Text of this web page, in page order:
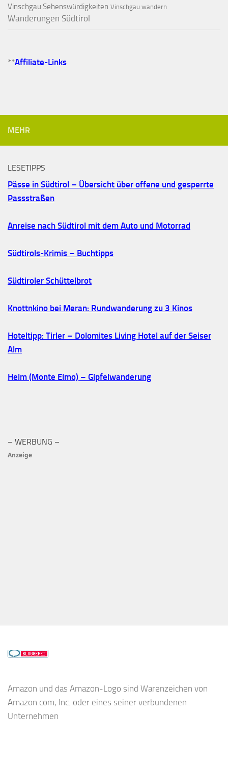
Vinschgau Sehenswürdigkeiten Vinschgau wandern
Wanderungen Südtirol
**Affiliate-Links
MEHR
LESETIPPS
Pässe in Südtirol – Übersicht über offene und gesperrte
Passstraßen
Anreise nach Südtirol mit dem Auto und Motorrad
Südtirols-Krimis – Buchtipps
Südtiroler Schüttelbrot
Knottnkino bei Meran: Rundwanderung zu 3 Kinos
Hoteltipp: Tirler – Dolomites Living Hotel auf der Seiser
Alm
Helm (Monte Elmo) – Gipfelwanderung
– WERBUNG –
Anzeige
Amazon und das Amazon-Logo sind Warenzeichen von
Amazon.com, Inc. oder eines seiner verbundenen
Unternehmen